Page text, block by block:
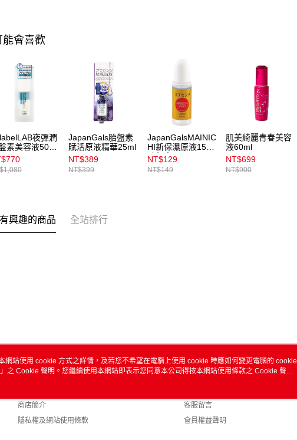
能會喜歡
夜彈潤
素美容液50g_
JapanGals胎盤素
賦活原液精華25ml
NT$389
NT$399
JapanGalsMAINIC
HI新保濕原液15ml
胎盤素
NT$129
NT$149
肌美綺麗青春美容
液60ml
NT$699
NT$900
興趣的商品 全站排行
關於我們
商店簡介
隱私權及網站使用條款
客服資訊
客服留言
會員權益聲明
網站使用 cookie 方式之詳情，及若您不希望在電腦上使用 cookie 時應如何變更電腦的 cookie
」之 Cookie 聲明。您繼續使用本網站即表示您同意本公司得按本網站使用條款之 Cookie 聲明